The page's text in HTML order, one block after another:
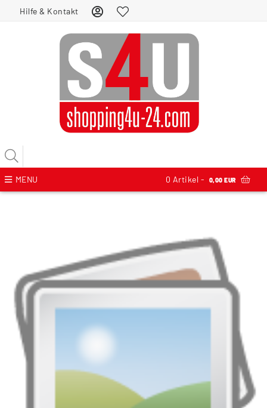
Hilfe & Kontakt
MENU 0 Artikel - 0,00 EUR